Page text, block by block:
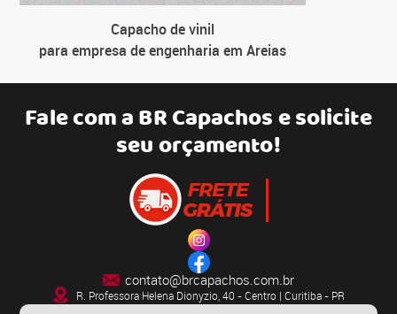
Capacho de vinil
para empresa de engenharia em Areias
Fale com aBR Capachose solicite
seu orçamento!
contato@brcapachos.com.br
R. Professora Helena Dionyzio, 40 - Centro | Curitiba - PR